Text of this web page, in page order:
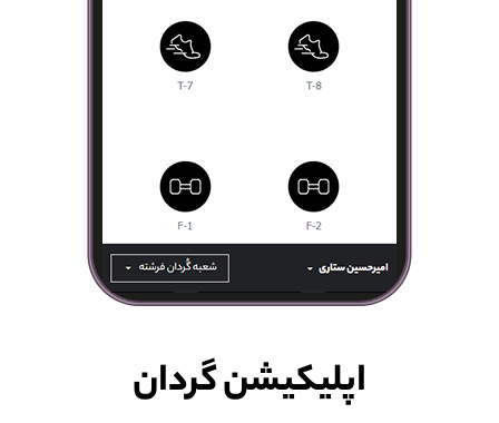
اپلیکیشن گردان
درباره ما
پرسش و پاسخ
تماس با ما